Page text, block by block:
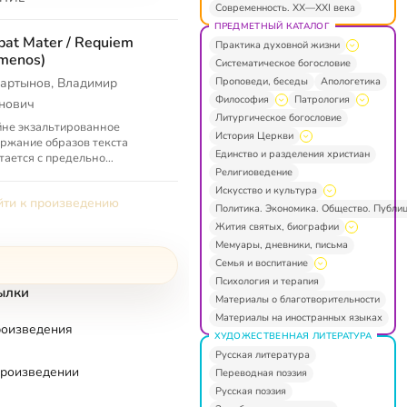
Mater / Requiem
Владимир
экзальтированное
образов текста
с предельно
заключаетс...
к произведению
Современность. XX—XXI века
ПРЕДМЕТНЫЙ КАТАЛОГ
Практика духовной жизни
Систематическое богословие
Проповеди, беседы
Апологетика
Философия
Патрология
Литургическое богословие
История Церкви
Единство и разделения христиан
Религиоведение
Искусство и культура
Политика. Экономика. Общество.
Жития святых, биографии
Мемуары, дневники, письма
Семья и воспитание
Психология и терапия
Материалы о благотворительности
Материалы на иностранных языках
ХУДОЖЕСТВЕННАЯ ЛИТЕРАТУРА
Русская литература
Переводная поэзия
Русская поэзия